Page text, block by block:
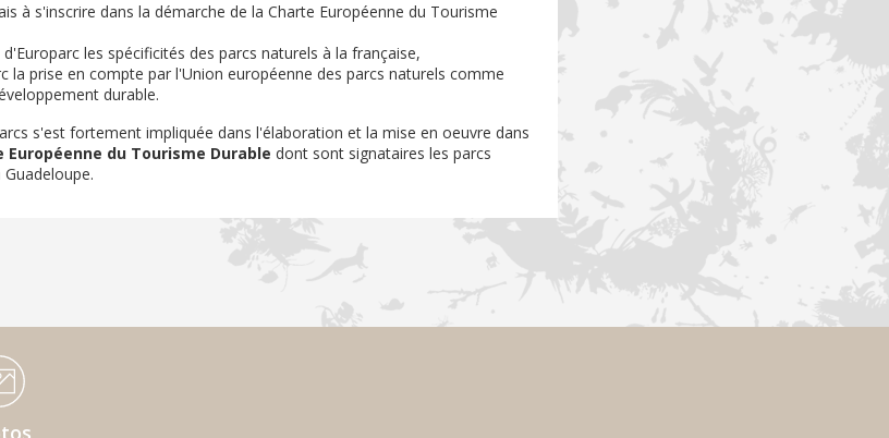
à s'inscrire dans la démarche de la Charte Européenne du Tourisme
les spécificités des parcs naturels à la française,
la prise en compte par l'Union européenne des parcs naturels comme
durable.
s'est fortement impliquée dans l'élaboration et la mise en oeuvre dans
Européenne du Tourisme Durable dont sont signataires les parcs